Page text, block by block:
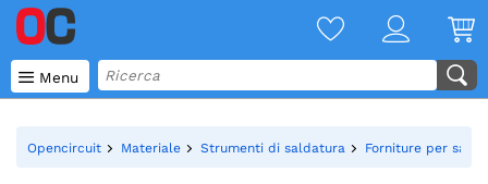
 Menu
Opencircuit Materiale Strumenti di saldatura Forniture per